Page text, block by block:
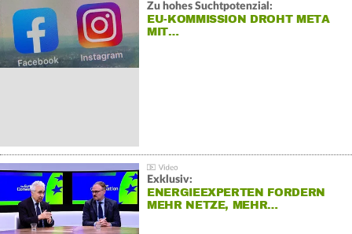
Zu hohes Suchtpotenzial:
EU-KOMMISSION DROHT META
MIT…
Exklusiv:
ENERGIEEXPERTEN FORDERN
MEHR NETZE, MEHR…